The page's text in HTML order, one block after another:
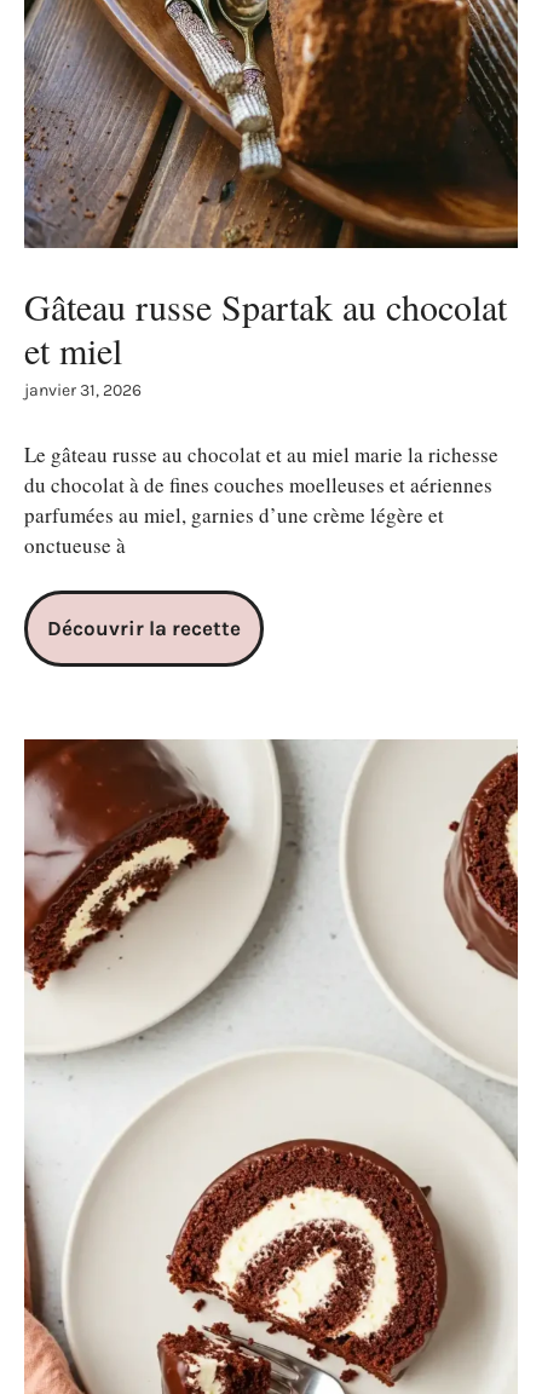
Gâteau russe Spartak au chocolat
et miel
janvier 31, 2026
Le gâteau russe au chocolat et au miel marie la richesse
du chocolat à de fines couches moelleuses et aériennes
parfumées au miel, garnies d’une crème légère et
onctueuse à
Découvrir la recette